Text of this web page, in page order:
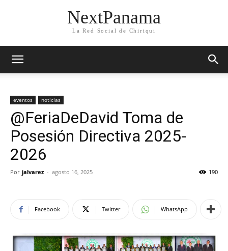
NextPanama
La Red Social de Chiriqui
eventos noticias
@FeriaDeDavid Toma de
Posesión Directiva 2025-
2026
Por jalvarez - agosto 16, 2025 190
Facebook Twitter WhatsApp